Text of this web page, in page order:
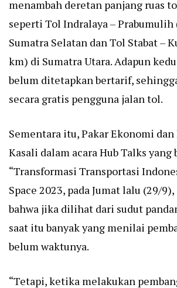
menambah deretan panjang ruas
seperti Tol Indralaya – Prabumulih
Sumatra Selatan dan Tol Stabat –
km) di Sumatra Utara. Adapun
belum ditetapkan bertarif,
secara gratis pengguna jalan tol.
Sementara itu, Pakar Ekonomi
Kasali dalam acara Hub Talks yang
“Transformasi Transportasi
Space 2023, pada Jumat lalu (29/
bahwa jika dilihat dari sudut
saat itu banyak yang menilai
belum waktunya.
“Tetapi, ketika melakukan